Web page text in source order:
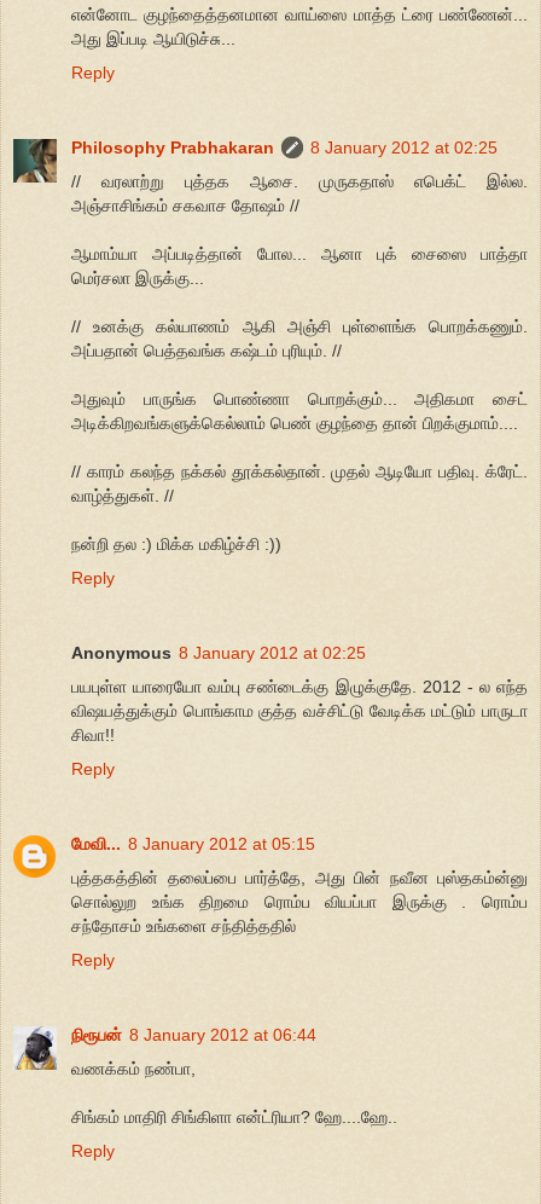
என்னோட குழந்தைத்தனமான வாய்ஸை மாத்த ட்ரை பண்ணேன்...
அது இப்படி ஆயிடுச்சு...
Reply
Philosophy Prabhakaran
8 January 2012 at 02:25
// வரலாற்று புத்தக ஆசை. முருகதாஸ் எபெக்ட் இல்ல.
அஞ்சாசிங்கம் சகவாச தோஷம் //
ஆமாம்யா அப்படித்தான் போல... ஆனா புக் சைஸை பாத்தா
மெர்சலா இருக்கு...
// உனக்கு கல்யாணம் ஆகி அஞ்சி புள்ளைங்க பொறக்கணும்.
அப்பதான் பெத்தவங்க கஷ்டம் புரியும். //
அதுவும் பாருங்க பொண்ணா பொறக்கும்... அதிகமா சைட்
அடிக்கிறவங்களுக்கெல்லாம் பெண் குழந்தை தான் பிறக்குமாம்....
// காரம் கலந்த நக்கல் தூக்கல்தான். முதல் ஆடியோ பதிவு. க்ரேட்.
வாழ்த்துகள். //
நன்றி தல :) மிக்க மகிழ்ச்சி :))
Reply
Anonymous 8 January 2012 at 02:25
பயபுள்ள யாரையோ வம்பு சண்டைக்கு இழுக்குதே. 2012 - ல எந்த
விஷயத்துக்கும் பொங்காம குத்த வச்சிட்டு வேடிக்க மட்டும் பாருடா
சிவா!!
Reply
மேவி... 8 January 2012 at 05:15
புத்தகத்தின் தலைப்பை பார்த்தே, அது பின் நவீன புஸ்தகம்ன்னு
சொல்லுற உங்க திறமை ரொம்ப வியப்பா இருக்கு . ரொம்ப
சந்தோசம் உங்களை சந்தித்ததில்
Reply
நிரூபன் 8 January 2012 at 06:44
வணக்கம் நண்பா,
சிங்கம் மாதிரி சிங்கிளா என்ட்ரியா? ஹே....ஹே..
Reply